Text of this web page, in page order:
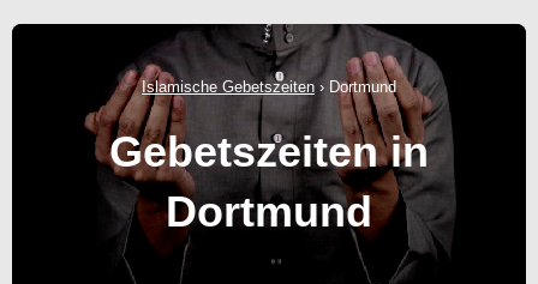
Islamische Gebetszeiten › Dortmund
Gebetszeiten in
Dortmund